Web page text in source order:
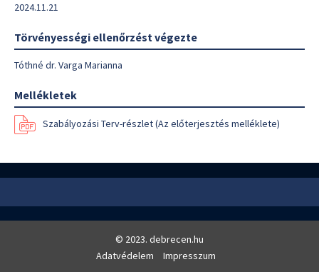
2024.11.21
Törvényességi ellenőrzést végezte
Tóthné dr. Varga Marianna
Mellékletek
Szabályozási Terv-részlet (Az előterjesztés melléklete)
© 2023. debrecen.hu
Adatvédelem
Impresszum